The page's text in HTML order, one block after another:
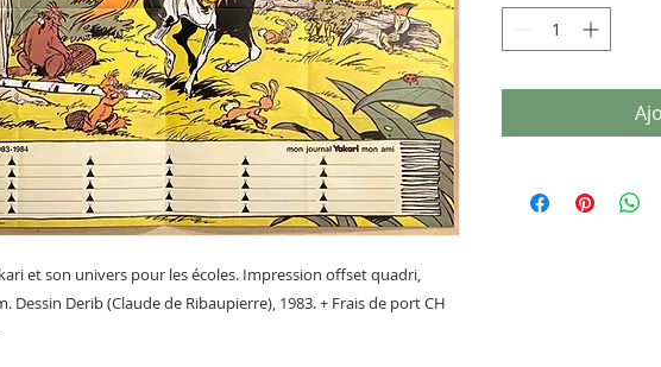
et son univers pour les écoles. Impression offset quadri,
Dessin Derib (Claude de Ribaupierre), 1983. + Frais de port CH